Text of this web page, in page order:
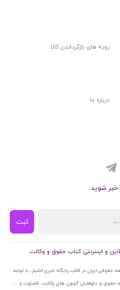
رویه های بازگرداندن کالا
درباره ما
خبر شوید:
ثبت
و اینترنتی کتاب حقوق و وکالت
ایران در قالب پایگاه خبری اختبار، با توجه
و داوطلبان آزمون های وکالت، قضاوت و ...